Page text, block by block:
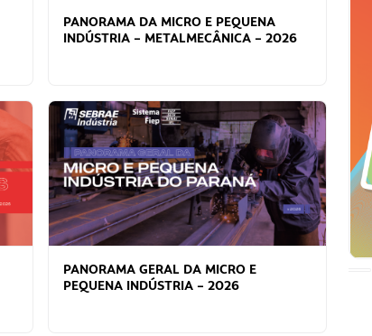
PANORAMA DA MICRO E PEQUENA
INDÚSTRIA – METALMECÂNICA – 2026
PANORAMA GERAL DA MICRO E
PEQUENA INDÚSTRIA – 2026